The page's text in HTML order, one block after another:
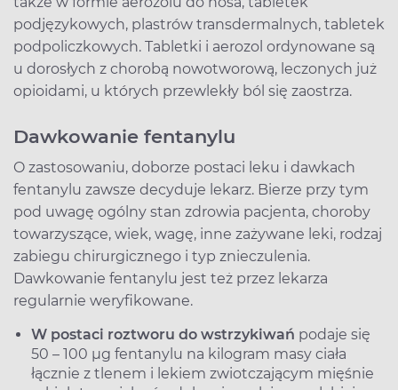
podjęzykowych, plastrów transdermalnych, tabletek
podpoliczkowych. Tabletki i aerozol ordynowane są
u dorosłych z chorobą nowotworową, leczonych już
opioidami, u których przewlekły ból się zaostrza.
Dawkowanie fentanylu
O zastosowaniu, doborze postaci leku i dawkach
fentanylu zawsze decyduje lekarz. Bierze przy tym
pod uwagę ogólny stan zdrowia pacjenta, choroby
towarzyszące, wiek, wagę, inne zażywane leki, rodzaj
zabiegu chirurgicznego i typ znieczulenia.
Dawkowanie fentanylu jest też przez lekarza
regularnie weryfikowane.
W postaci roztworu do wstrzykiwań podaje się
50 – 100 µg fentanylu na kilogram masy ciała
łącznie z tlenem i lekiem zwiotczającym mięśnie